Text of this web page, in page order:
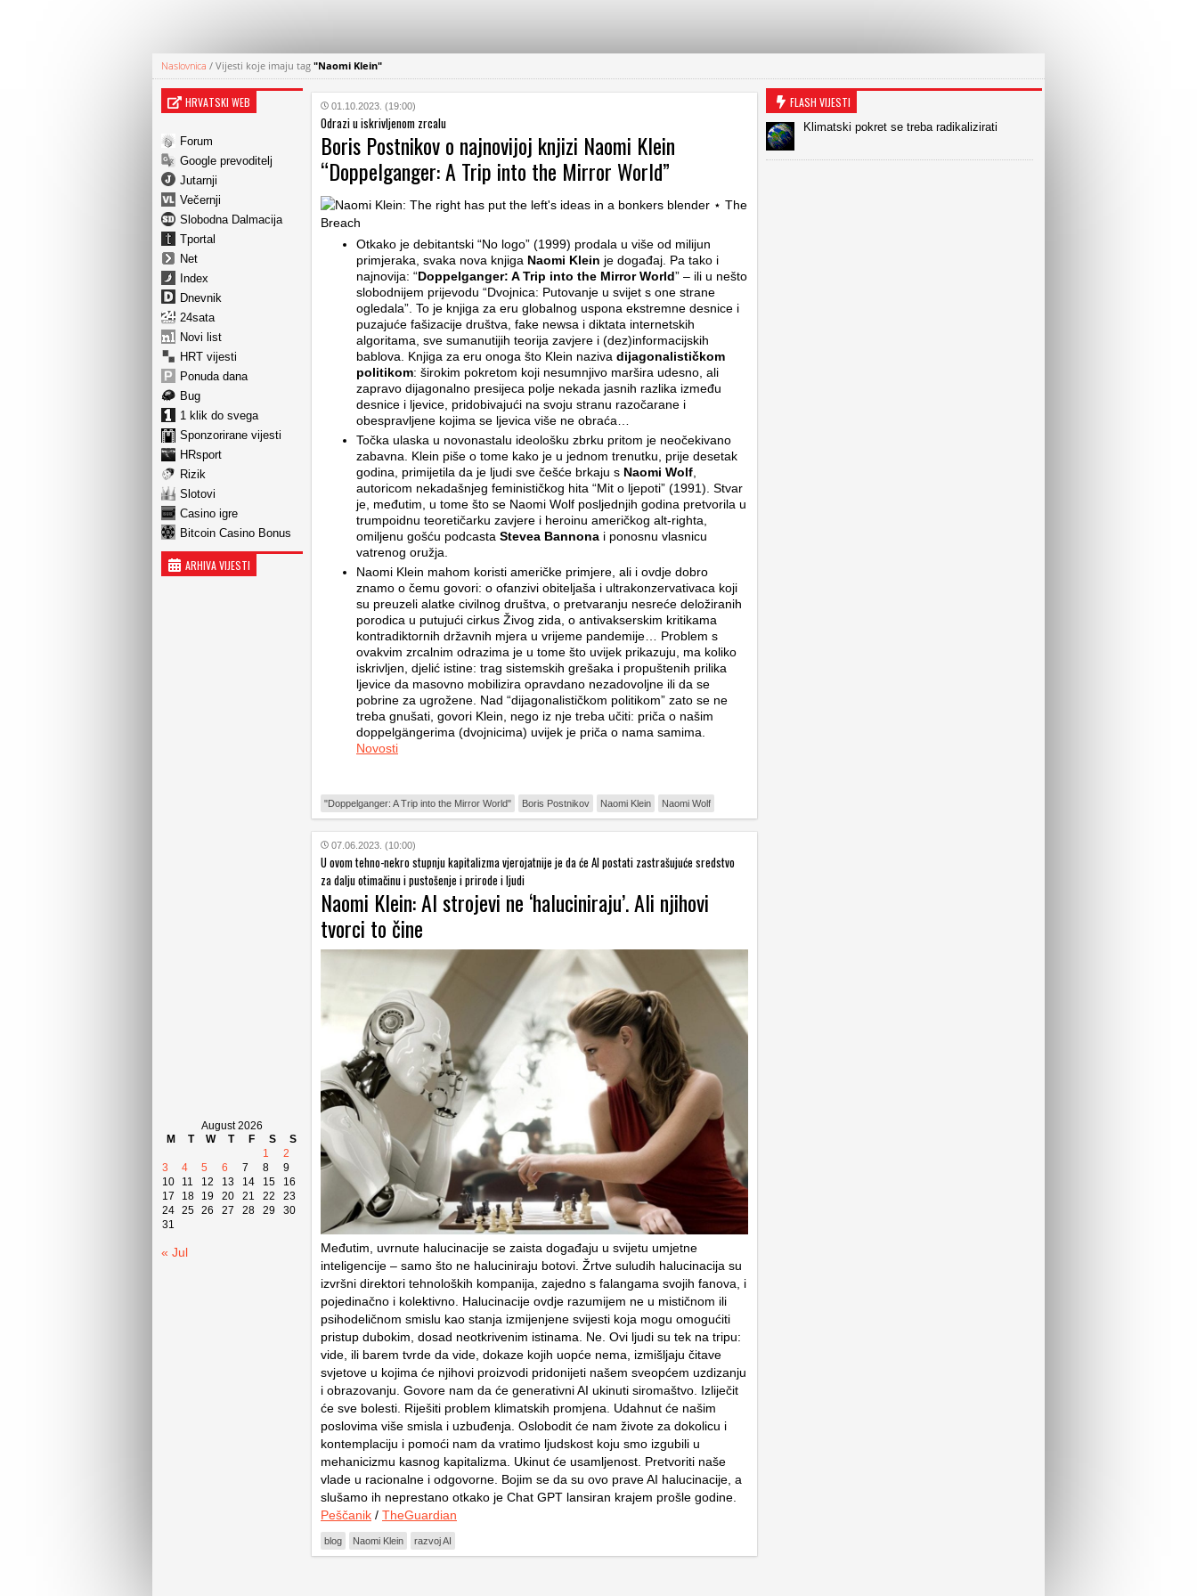
Naslovnica / Vijesti koje imaju tag "Naomi Klein"
HRVATSKI WEB
Forum
Google prevoditelj
Jutarnji
Večernji
Slobodna Dalmacija
Tportal
Net
Index
Dnevnik
24sata
Novi list
HRT vijesti
Ponuda dana
Bug
1 klik do svega
Sponzorirane vijesti
HRsport
Rizik
Slotovi
Casino igre
Bitcoin Casino Bonus
ARHIVA VIJESTI
August 2026
M
T W T F S
S
1
2
3
4 5 6 7 8
9
10
11 12 13 14 15
16
17
18 19 20 21 22
23
24 25 26 27 28 29
30
31
« Jul
01.10.2023. (19:00)
Odrazi u iskrivljenom zrcalu
Boris Postnikov o najnovijoj knjizi Naomi Klein
“Doppelganger: A Trip into the Mirror World”
Otkako je debitantski “No logo” (1999) prodala u više od milijun
primjeraka, svaka nova knjiga Naomi Klein je događaj. Pa tako i
najnovija: “Doppelganger: A Trip into the Mirror World” – ili u nešto
slobodnijem prijevodu “Dvojnica: Putovanje u svijet s one strane
ogledala”. To je knjiga za eru globalnog uspona ekstremne desnice i
puzajuće fašizacije društva, fake newsa i diktata internetskih
algoritama, sve sumanutijih teorija zavjere i (dez)informacijskih
bablova. Knjiga za eru onoga što Klein naziva dijagonalističkom
politikom: širokim pokretom koji nesumnjivo maršira udesno, ali
zapravo dijagonalno presijeca polje nekada jasnih razlika između
desnice i ljevice, pridobivajući na svoju stranu razočarane i
obespravljene kojima se ljevica više ne obraća…
Točka ulaska u novonastalu ideološku zbrku pritom je neočekivano
zabavna. Klein piše o tome kako je u jednom trenutku, prije desetak
godina, primijetila da je ljudi sve češće brkaju s Naomi Wolf
autoricom nekadašnjeg feminističkog hita “Mit o ljepoti” (1991). Stvar
je, međutim, u tome što se Naomi Wolf posljednjih godina pretvorila u
trumpoidnu teoretičarku zavjere i heroinu američkog alt-righta,
omiljenu gošću podcasta Stevea Bannona i ponosnu vlasnicu
vatrenog oružja.
Naomi Klein mahom koristi američke primjere, ali i ovdje dobro
znamo o čemu govori: o ofanzivi obiteljaša i ultrakonzervativaca koji
su preuzeli alatke civilnog društva, o pretvaranju nesreće deložiranih
porodica u putujući cirkus Živog zida, o antivakserskim kritikama
kontradiktornih državnih mjera u vrijeme pandemije… Problem s
ovakvim zrcalnim odrazima je u tome što uvijek prikazuju, ma koliko
iskrivljen, djelić istine: trag sistemskih grešaka i propuštenih prilika
ljevice da masovno mobilizira opravdano nezadovoljne ili da se
pobrine za ugrožene. Nad “dijagonalističkom politikom” zato se ne
treba gnušati, govori Klein, nego iz nje treba učiti: priča o našim
doppelgängerima (dvojnicima) uvijek je priča o nama samima.
Novosti
"Doppelganger: A Trip into the Mirror World" Boris Postnikov Naomi Klein Naomi Wolf
07.06.2023. (10:00)
U ovom tehno-nekro stupnju kapitalizma vjerojatnije je da će AI postati zastrašujuće sredstvo
za dalju otimačinu i pustošenje i prirode i ljudi
Naomi Klein: AI strojevi ne ‘haluciniraju’. Ali njihovi
tvorci to čine
Međutim, uvrnute halucinacije se zaista događaju u svijetu umjetne
inteligencije – samo što ne haluciniraju botovi. Žrtve suludih halucinacija su
izvršni direktori tehnoloških kompanija, zajedno s falangama svojih fanova, i
pojedinačno i kolektivno. Halucinacije ovdje razumijem ne u mističnom ili
psihodeličnom smislu kao stanja izmijenjene svijesti koja mogu omogućiti
pristup dubokim, dosad neotkrivenim istinama. Ne. Ovi ljudi su tek na tripu:
vide, ili barem tvrde da vide, dokaze kojih uopće nema, izmišljaju čitave
svjetove u kojima će njihovi proizvodi pridonijeti našem sveopćem uzdizanju
i obrazovanju. Govore nam da će generativni AI ukinuti siromaštvo. Izliječit
će sve bolesti. Riješiti problem klimatskih promjena. Udahnut će našim
poslovima više smisla i uzbuđenja. Oslobodit će nam živote za dokolicu i
kontemplaciju i pomoći nam da vratimo ljudskost koju smo izgubili u
mehanicizmu kasnog kapitalizma. Ukinut će usamljenost. Pretvoriti naše
vlade u racionalne i odgovorne. Bojim se da su ovo prave AI halucinacije, a
slušamo ih neprestano otkako je Chat GPT lansiran krajem prošle godine.
Peščanik / TheGuardian
blog Naomi Klein razvoj AI
FLASH VIJESTI
Klimatski pokret se treba radikalizirati